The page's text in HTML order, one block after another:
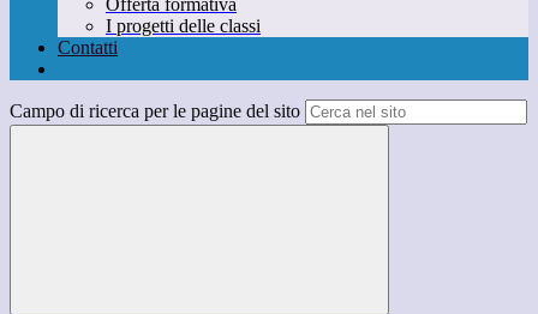
Offerta formativa
I progetti delle classi
Contatti
Campo di ricerca per le pagine del sito